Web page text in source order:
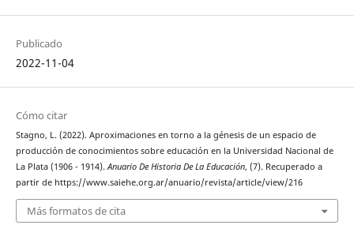
Publicado
2022-11-04
Cómo citar
Stagno, L. (2022). Aproximaciones en torno a la génesis de un espacio de
producción de conocimientos sobre educación en la Universidad Nacional de
La Plata (1906 - 1914).Anuario De Historia De La Educación, (7). Recuperado a
partir de https://www.saiehe.org.ar/anuario/revista/article/view/216
Más formatos de cita